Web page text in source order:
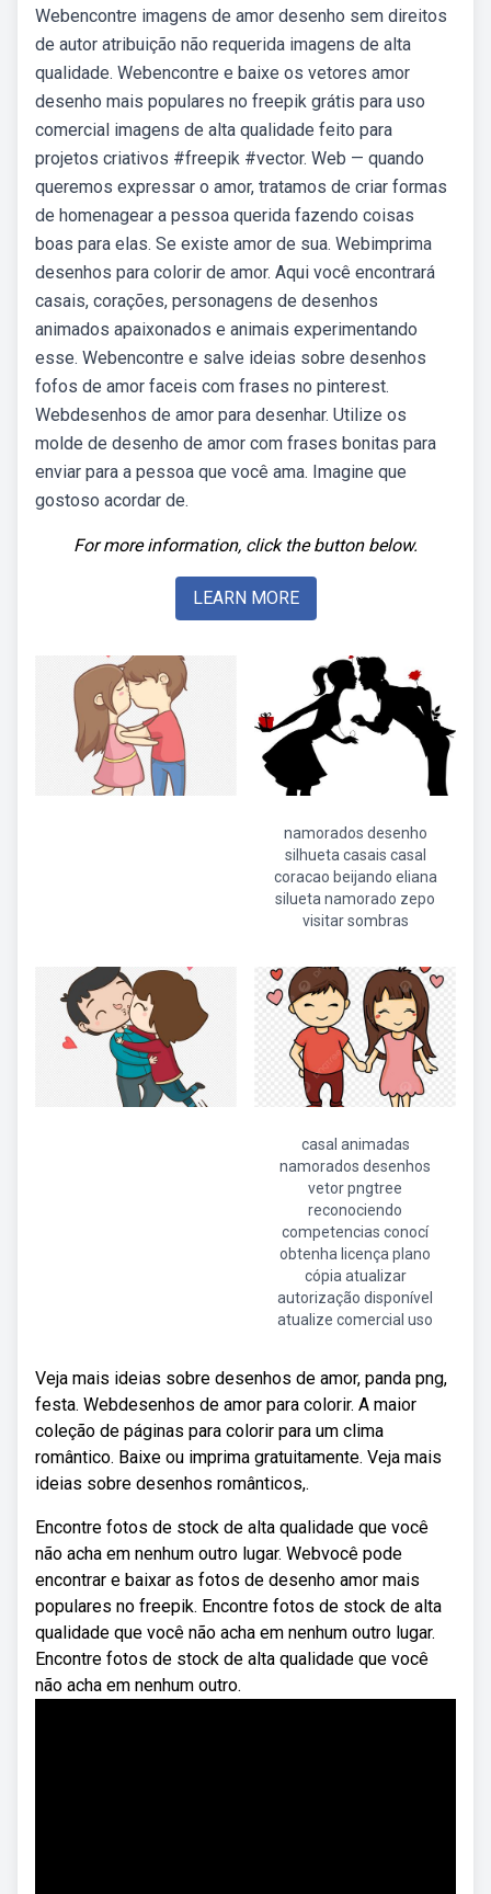
Webencontre imagens de amor desenho sem direitos
de autor atribuição não requerida imagens de alta
qualidade. Webencontre e baixe os vetores amor
desenho mais populares no freepik grátis para uso
comercial imagens de alta qualidade feito para
projetos criativos #freepik #vector. Web — quando
queremos expressar o amor, tratamos de criar formas
de homenagear a pessoa querida fazendo coisas
boas para elas. Se existe amor de sua. Webimprima
desenhos para colorir de amor. Aqui você encontrará
casais, corações, personagens de desenhos
animados apaixonados e animais experimentando
esse. Webencontre e salve ideias sobre desenhos
fofos de amor faceis com frases no pinterest.
Webdesenhos de amor para desenhar. Utilize os
molde de desenho de amor com frases bonitas para
enviar para a pessoa que você ama. Imagine que
gostoso acordar de.
For more information, click the button below.
LEARN MORE
namorados desenho
silhueta casais casal
coracao beijando eliana
silueta namorado zepo
visitar sombras
casal animadas
namorados desenhos
vetor pngtree
reconociendo
competencias conocí
obtenha licença plano
cópia atualizar
autorização disponível
atualize comercial uso
Veja mais ideias sobre desenhos de amor, panda png,
festa. Webdesenhos de amor para colorir. A maior
coleção de páginas para colorir para um clima
romântico. Baixe ou imprima gratuitamente. Veja mais
ideias sobre desenhos românticos,.
Encontre fotos de stock de alta qualidade que você
não acha em nenhum outro lugar. Webvocê pode
encontrar e baixar as fotos de desenho amor mais
populares no freepik. Encontre fotos de stock de alta
qualidade que você não acha em nenhum outro lugar.
Encontre fotos de stock de alta qualidade que você
não acha em nenhum outro.